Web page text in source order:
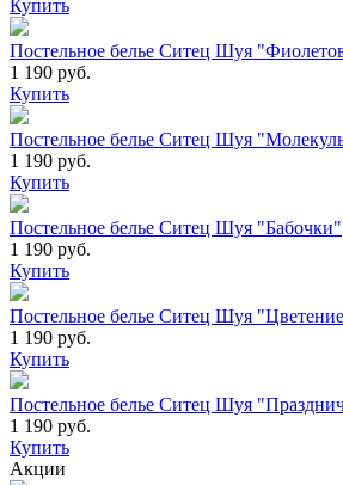
Купить
Постельное белье Ситец Шуя
1 190 руб.
Купить
Постельное белье Ситец Шуя
1 190 руб.
Купить
Постельное белье Ситец Шуя "Бабочки"
1 190 руб.
Купить
Постельное белье Ситец Шуя
1 190 руб.
Купить
Постельное белье Ситец Шуя
1 190 руб.
Купить
Акции